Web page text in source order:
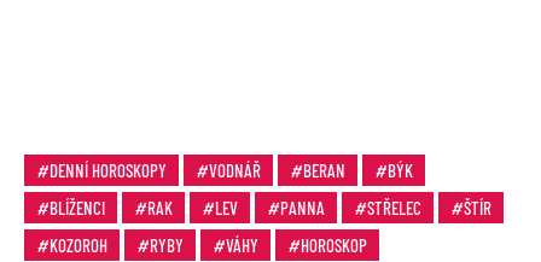
DENNÍ HOROSKOPY VODNÁŘ BERAN
BÝK
BLÍŽENCI
RAK LEV PANNA STŘELEC
ŠTÍR
KOZOROH
RYBY VÁHY HOROSKOP